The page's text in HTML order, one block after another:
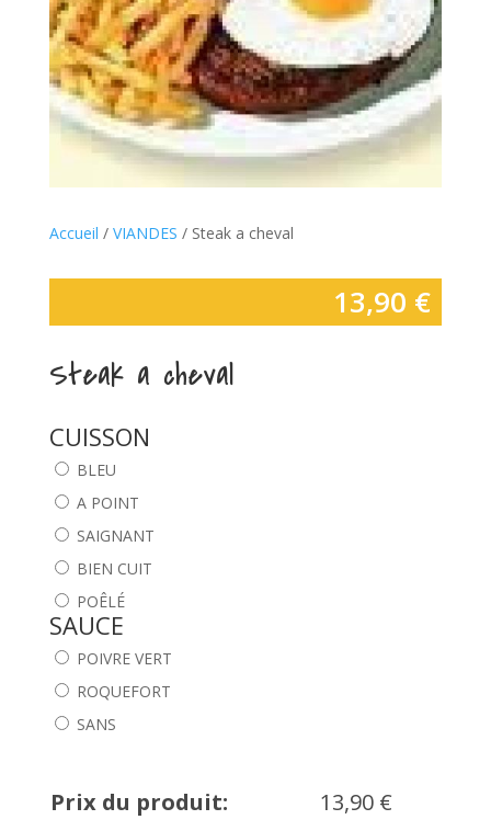
Accueil / VIANDES / Steak a cheval
13,90 €
Steak a cheval
CUISSON
BLEU
A POINT
SAIGNANT
BIEN CUIT
POÊLÉ
SAUCE
POIVRE VERT
ROQUEFORT
SANS
Prix du produit: 13,90 €